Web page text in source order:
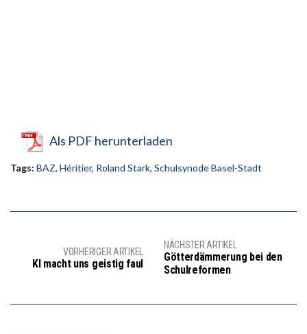
Als PDF herunterladen
Tags: BAZ, Héritier, Roland Stark, Schulsynode Basel-Stadt
VORHERIGER ARTIKEL
KI macht uns geistig faul
NÄCHSTER ARTIKEL
Götterdämmerung bei den
Schulreformen